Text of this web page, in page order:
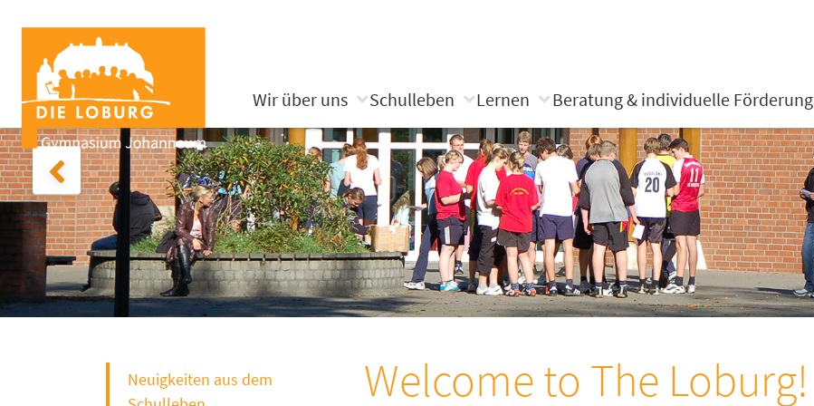
Wir über uns Schulleben Lernen Beratung & individuelle Förderung
Neuigkeiten aus dem
Welcome to The Loburg!